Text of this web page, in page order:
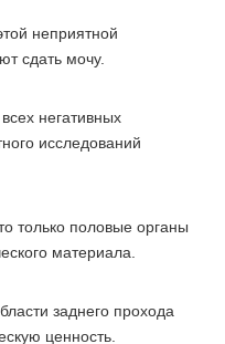
неприятной
сдать мочу.
негативных
исследований
только половые органы
материала.
заднего прохода
ценность.